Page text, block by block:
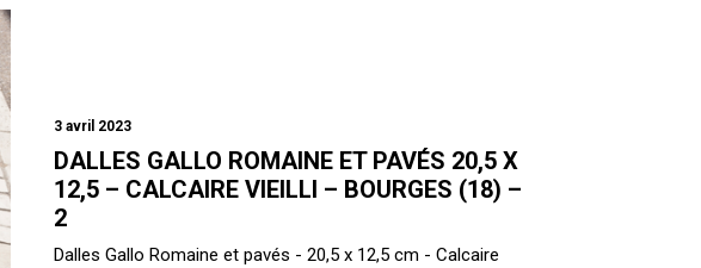
3 avril 2023
DALLES GALLO ROMAINE ET PAVÉS 20,5 X
12,5 – CALCAIRE VIEILLI – BOURGES (18) –
2
Dalles Gallo Romaine et pavés - 20,5 x 12,5 cm - Calcaire